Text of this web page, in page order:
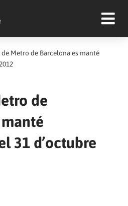
de Metro de Barcelona es manté
de
31 d’octubre